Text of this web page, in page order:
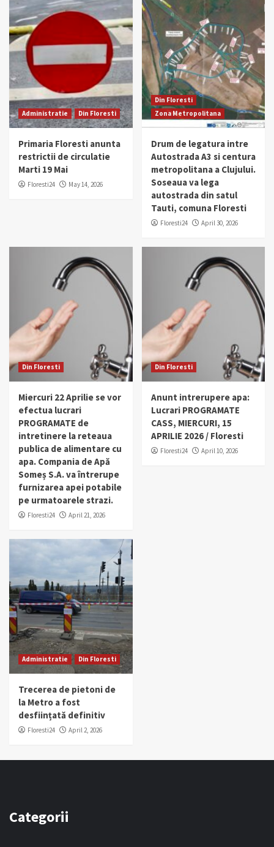
Administratie Din Floresti
Primaria Floresti anunta
restrictii de circulatie
Marti 19 Mai
Floresti24 May 14, 2026
Din Floresti
Zona Metropolitana
Drum de legatura intre
Autostrada A3 si centura
metropolitana a Clujului.
Soseaua va lega
autostrada din satul
Tauti, comuna Floresti
Floresti24 April 30, 2026
Din Floresti
Miercuri 22 Aprilie se vor
efectua lucrari
PROGRAMATE de
intretinere la reteaua
publica de alimentare cu
apa. Compania de Apă
Someș S.A. va întrerupe
furnizarea apei potabile
pe urmatoarele strazi.
Floresti24 April 21, 2026
Din Floresti
Anunt intrerupere apa:
Lucrari PROGRAMATE
CASS, MIERCURI, 15
APRILIE 2026 / Floresti
Floresti24 April 10, 2026
Administratie Din Floresti
Trecerea de pietoni de
la Metro a fost
desființată definitiv
Floresti24 April 2, 2026
Categorii